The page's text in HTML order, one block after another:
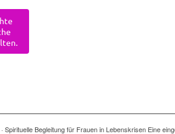
Spirituelle Begleitung für Frauen in Lebenskrisen Eine